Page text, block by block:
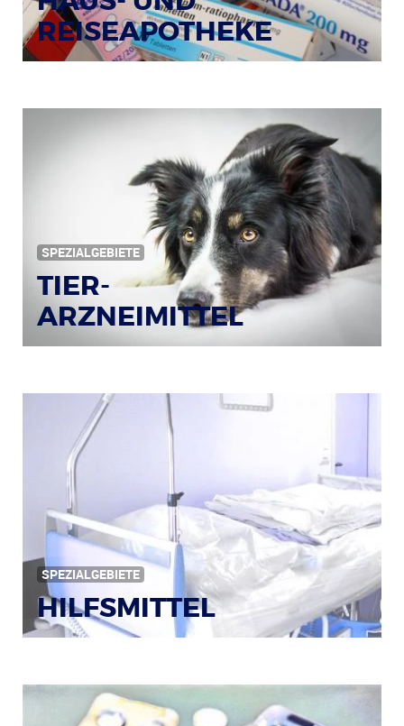
REISEAPOTHEKE
SPEZIALGEBIETE
TIER-
ARZNEIMITTEL
SPEZIALGEBIETE
HILFSMITTEL